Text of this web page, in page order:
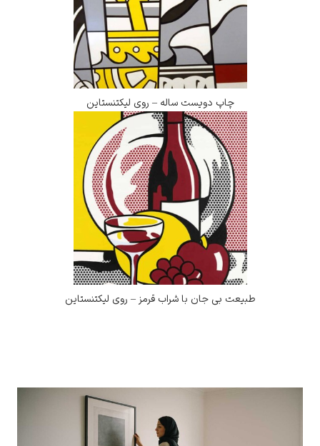
چاپ دویست ساله – روی لیکتنستاین
طبیعت بی جان با شراب قرمز – روی لیکتنستاین